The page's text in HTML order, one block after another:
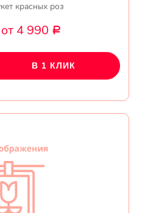
красных роз
от 4 990 Р
В 1 КЛИК